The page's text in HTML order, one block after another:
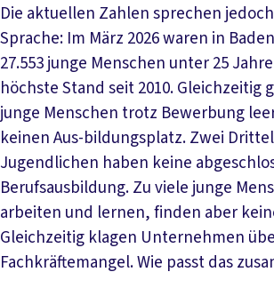
Die aktuellen Zahlen sprechen
Sprache: Im März 2026 waren in
27.553 junge Menschen unter 25
höchste Stand seit 2010. Gleichzeitig
junge Menschen trotz Bewerbung
keinen Aus-bildungsplatz. Zwei
Jugendlichen haben keine
Berufsausbildung. Zu viele junge
arbeiten und lernen, finden aber
Gleichzeitig klagen Unternehmen
Fachkräftemangel. Wie passt das